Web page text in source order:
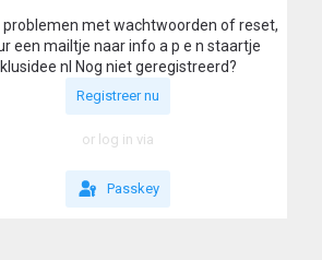
problemen met wachtwoorden of reset,
een mailtje naar info a p e n staartje
klusidee nl Nog niet geregistreerd?
Registreer nu
or log in via
Passkey